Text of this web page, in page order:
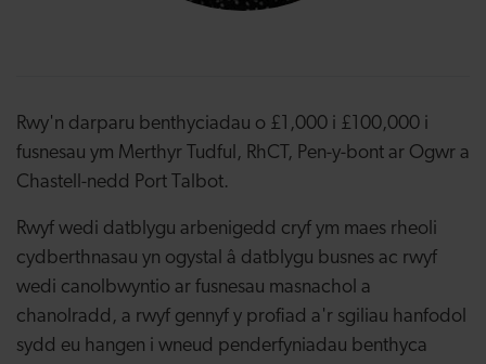
Rwy'n darparu benthyciadau o £1,000 i £100,000 i
fusnesau ym Merthyr Tudful, RhCT, Pen-y-bont ar Ogwr a
Chastell-nedd Port Talbot.
Rwyf wedi datblygu arbenigedd cryf ym maes rheoli
cydberthnasau yn ogystal â datblygu busnes ac rwyf
wedi canolbwyntio ar fusnesau masnachol a
chanolradd, a rwyf gennyf y profiad a'r sgiliau hanfodol
sydd eu hangen i wneud penderfyniadau benthyca